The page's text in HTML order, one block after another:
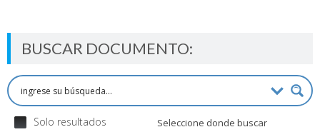
BUSCAR DOCUMENTO:
Solo resultados
Seleccione donde buscar